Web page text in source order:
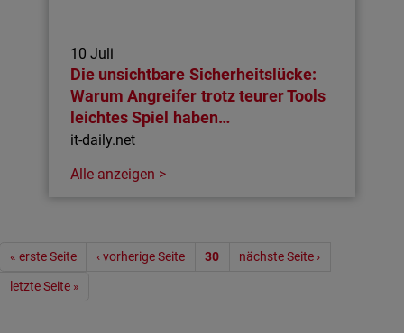
10 Juli
Die unsichtbare Sicherheitslücke:
Warum Angreifer trotz teurer Tools
leichtes Spiel haben…
it-daily.net
Alle anzeigen >
Seitennummerierung
« erste Seite ‹ vorherige Seite 30 nächste Seite ›
letzte Seite »